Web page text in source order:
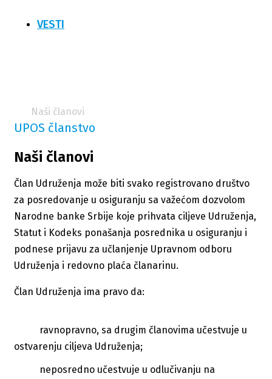
VESTI
Naši članovi
UPOS članstvo
Naši članovi
Član Udruženja može biti svako registrovano društvo
za posredovanje u osiguranju sa važećom dozvolom
Narodne banke Srbije koje prihvata ciljeve Udruženja,
Statut i Kodeks ponašanja posrednika u osiguranju i
podnese prijavu za učlanjenje Upravnom odboru
Udruženja i redovno plaća članarinu.
Član Udruženja ima pravo da:
ravnopravno, sa drugim članovima učestvuje u
ostvarenju ciljeva Udruženja;
neposredno učestvuje u odlučivanju na